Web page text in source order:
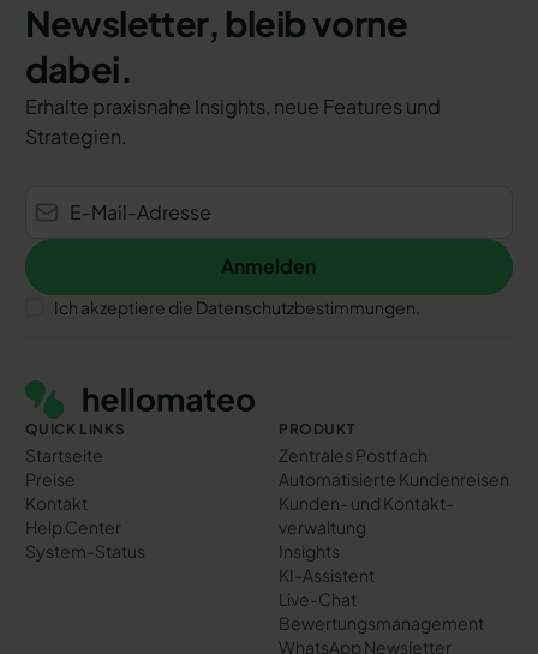
Newsletter, bleib vorne
dabei.
Erhalte praxisnahe Insights, neue Features und
Strategien.
Anmelden
Anmelden
Ich akzeptiere die Datenschutzbestimmungen.
QUICK LINKS
Startseite
Preise
Kontakt
Help Center
System-Status
PRODUKT
Zentrales Postfach
Automatisierte Kundenreisen
Kunden- und Kontakt­
verwaltung
Insights
KI-Assistent
Live-Chat
Bewertungs­management
WhatsApp Newsletter